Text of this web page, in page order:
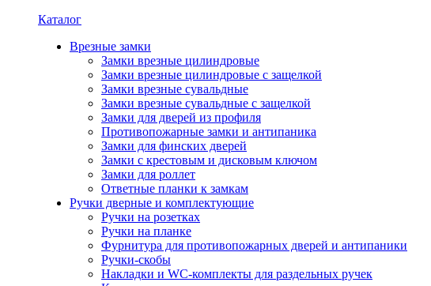
Каталог
Врезные замки
Замки врезные цилиндровые
Замки врезные цилиндровые с защелкой
Замки врезные сувальдные
Замки врезные сувальдные с защелкой
Замки для дверей из профиля
Противопожарные замки и антипаника
Замки для финских дверей
Замки с крестовым и дисковым ключом
Замки для роллет
Ответные планки к замкам
Ручки дверные и комплектующие
Ручки на розетках
Ручки на планке
Фурнитура для противопожарных дверей и антипаники
Ручки-скобы
Накладки и WC-комплекты для раздельных ручек